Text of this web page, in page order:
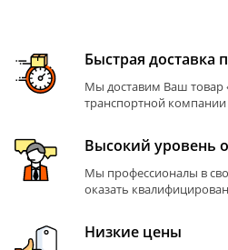
Быстрая доставка
Мы доставим Ваш товар
транспортной компании
Высокий уровень
Мы профессионалы в
оказать
Низкие цены